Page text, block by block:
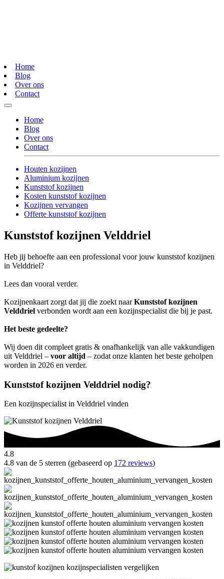
Home
Blog
Over ons
Contact
Home
Blog
Over ons
Contact
Houten kozijnen
Aluminium kozijnen
Kunststof kozijnen
Kosten kunststof kozijnen
Kozijnen vervangen
Offerte kunststof kozijnen
Kunststof kozijnen Velddriel
Heb jij behoefte aan een professional voor jouw kunststof kozijnen
in Velddriel?
Lees dan vooral verder.
Kozijnenkaart zorgt dat jij die zoekt naarKunststof kozijnen
Velddriel verbonden wordt aan een kozijnspecialist die bij je past.
Het beste gedeelte?
Wij doen dit compleet gratis & onafhankelijk van alle vakkundigen
uit Velddriel – voor altijd – zodat onze klanten het beste geholpen
worden in 2026 en verder.
Kunststof kozijnen Velddriel nodig?
Een kozijnspecialist in Velddriel vinden
4.8
4.8 van de 5 sterren (gebaseerd op 172 reviews)